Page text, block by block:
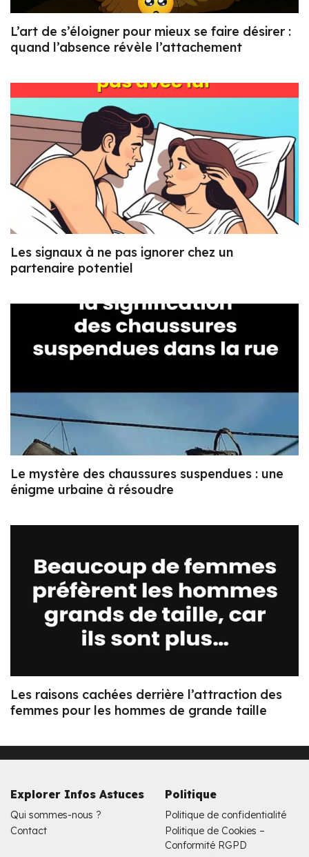
L’art de s’éloigner pour mieux se faire désirer :
quand l’absence révèle l’attachement
Les signaux à ne pas ignorer chez un
partenaire potentiel
Le mystère des chaussures suspendues : une
énigme urbaine à résoudre
Les raisons cachées derrière l’attraction des
femmes pour les hommes de grande taille
Explorer Infos Astuces
Qui sommes-nous ?
Contact
Politique
Politique de confidentialité
Politique de Cookies –
Conformité RGPD